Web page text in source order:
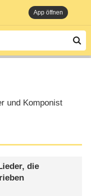
App öffnen
und Komponist
die